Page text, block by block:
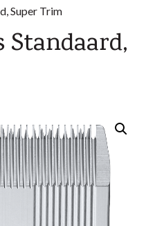
Super Trim